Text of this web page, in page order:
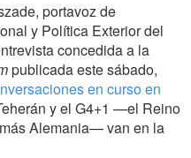
portavoz de
y Política Exterior del
concedida a la
publicada este sábado,
en curso en
y el G4+1 —el Reino
Alemania— van en la